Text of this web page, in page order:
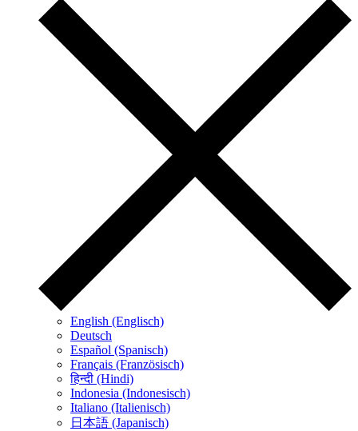
English (Englisch)
Deutsch
Español (Spanisch)
Français (Französisch)
हिन्दी (Hindi)
Indonesia (Indonesisch)
Italiano (Italienisch)
日本語 (Japanisch)